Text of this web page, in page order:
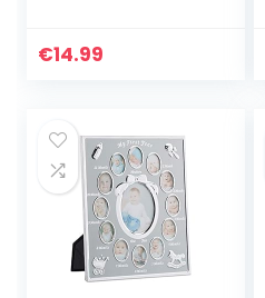
inktpads voor
€14.99